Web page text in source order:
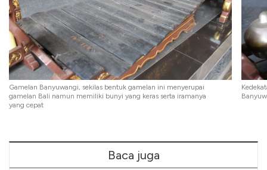
Gamelan Banyuwangi, sekilas bentuk gamelan ini menyerupai
gamelan Bali namun memiliki bunyi yang keras serta iramanya
yang cepat
Baca juga